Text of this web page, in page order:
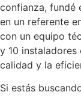
confianza, fundé
en un referente
con un equipo
y 10
calidad y la
Si estás